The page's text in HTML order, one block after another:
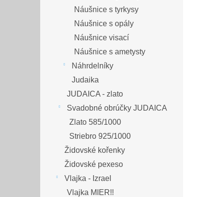
Náušnice s tyrkysy
Náušnice s opály
Náušnice visací
Náušnice s ametysty
Náhrdelníky
Judaika
JUDAICA - zlato
Svadobné obrúčky JUDAICA
Zlato 585/1000
Striebro 925/1000
Židovské kořenky
Židovské pexeso
Vlajka - Izrael
Vlajka MIER!!